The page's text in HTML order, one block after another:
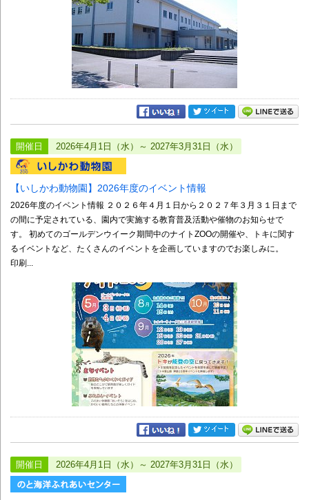
開催日 2026年4月1日（水）～ 2027年3月31日（水）
【いしかわ動物園】2026年度のイベント情報
2026年度のイベント情報 ２０２６年４月１日から２０２７年３月３１日まで
の間に予定されている、園内で実施する教育普及活動や催物のお知らせで
す。 初めてのゴールデンウイーク期間中のナイトZOOの開催や、トキに関す
るイベントなど、たくさんのイベントを企画していますのでお楽しみに。
印刷...
開催日 2026年4月1日（水）～ 2027年3月31日（水）